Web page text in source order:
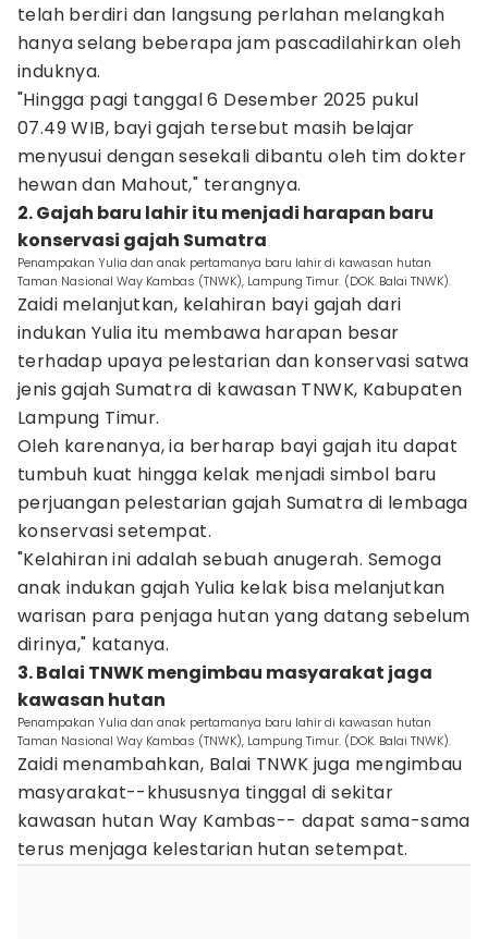
telah berdiri dan langsung perlahan melangkah
hanya selang beberapa jam pascadilahirkan oleh
induknya.
"Hingga pagi tanggal 6 Desember 2025 pukul
07.49 WIB, bayi gajah tersebut masih belajar
menyusui dengan sesekali dibantu oleh tim dokter
hewan dan Mahout," terangnya.
2. Gajah baru lahir itu menjadi harapan baru
konservasi gajah Sumatra
Penampakan Yulia dan anak pertamanya baru lahir di kawasan hutan
Taman Nasional Way Kambas (TNWK), Lampung Timur. (DOK. Balai TNWK).
Zaidi melanjutkan, kelahiran bayi gajah dari
indukan Yulia itu membawa harapan besar
terhadap upaya pelestarian dan konservasi satwa
jenis gajah Sumatra di kawasan TNWK, Kabupaten
Lampung Timur.
Oleh karenanya, ia berharap bayi gajah itu dapat
tumbuh kuat hingga kelak menjadi simbol baru
perjuangan pelestarian gajah Sumatra di lembaga
konservasi setempat.
"Kelahiran ini adalah sebuah anugerah. Semoga
anak indukan gajah Yulia kelak bisa melanjutkan
warisan para penjaga hutan yang datang sebelum
dirinya," katanya.
3. Balai TNWK mengimbau masyarakat jaga
kawasan hutan
Penampakan Yulia dan anak pertamanya baru lahir di kawasan hutan
Taman Nasional Way Kambas (TNWK), Lampung Timur. (DOK. Balai TNWK).
Zaidi menambahkan, Balai TNWK juga mengimbau
masyarakat--khususnya tinggal di sekitar
kawasan hutan Way Kambas-- dapat sama-sama
terus menjaga kelestarian hutan setempat.